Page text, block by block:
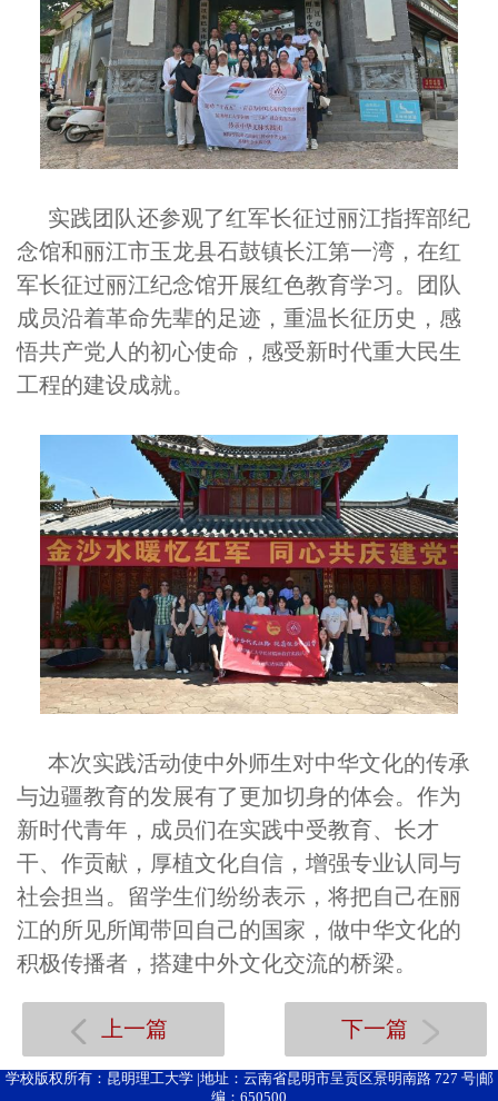
实践团队还参观了红军长征过丽江指挥部纪
念馆和丽江市玉龙县石鼓镇长江第一湾，在红
军长征过丽江纪念馆开展红色教育学习。团队
成员沿着革命先辈的足迹，重温长征历史，感
悟共产党人的初心使命，感受新时代重大民生
工程的建设成就。
本次实践活动使中外师生对中华文化的传承
与边疆教育的发展有了更加切身的体会。作为
新时代青年，成员们在实践中受教育、长才
干、作贡献，厚植文化自信，增强专业认同与
社会担当。留学生们纷纷表示，将把自己在丽
江的所见所闻带回自己的国家，做中华文化的
积极传播者，搭建中外文化交流的桥梁。
上一篇 下一篇
学校版权所有：昆明理工大学 |地址：云南省昆明市呈贡区景明南路 727 号|邮